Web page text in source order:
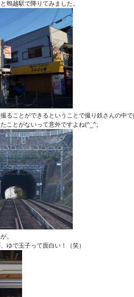
鵯越駅で降りてみました。
ることができるということで撮り鉄さんの中
ことがないって意外ですよね(^_^;
。
ゆで玉子って面白い！（笑）